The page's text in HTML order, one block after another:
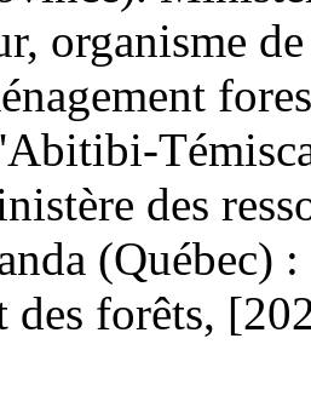
organisme
des
(Québec)
des forêts,